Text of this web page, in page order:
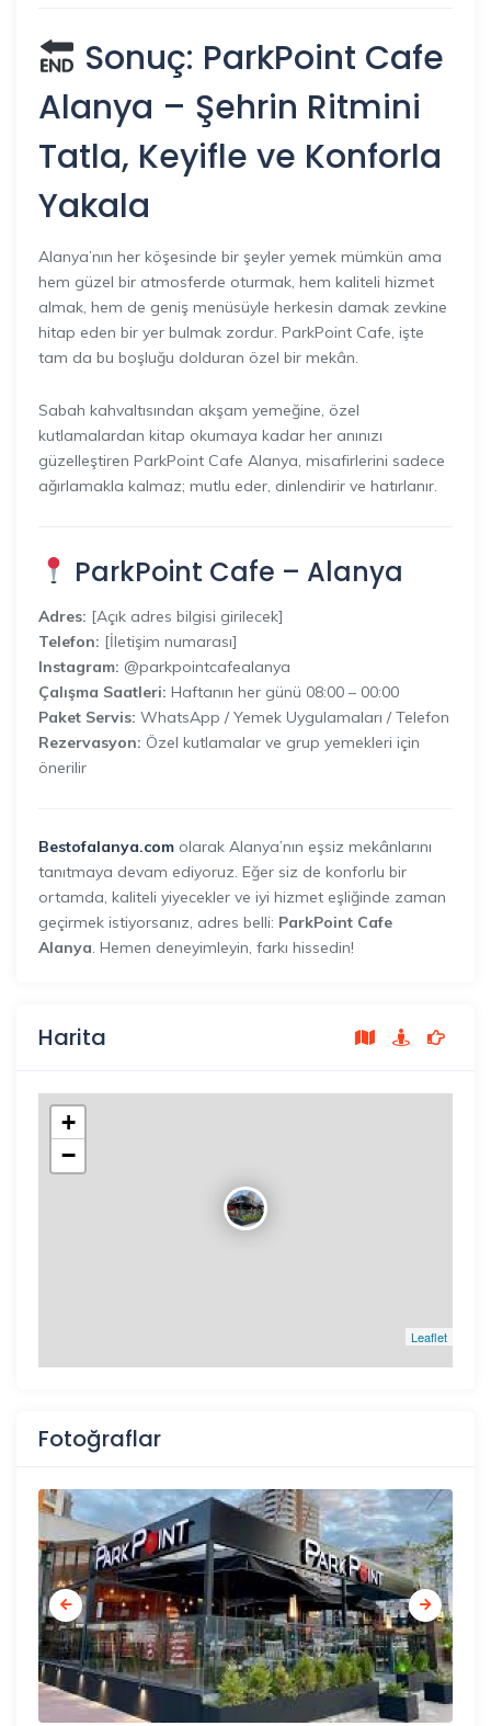
Sonuç: ParkPoint Cafe
Alanya – Şehrin Ritmini
Tatla, Keyifle ve Konforla
Yakala
Alanya’nın her köşesinde bir şeyler yemek mümkün ama
hem güzel bir atmosferde oturmak, hem kaliteli hizmet
almak, hem de geniş menüsüyle herkesin damak zevkine
hitap eden bir yer bulmak zordur. ParkPoint Cafe, işte
tam da bu boşluğu dolduran özel bir mekân.
Sabah kahvaltısından akşam yemeğine, özel
kutlamalardan kitap okumaya kadar her anınızı
güzelleştiren ParkPoint Cafe Alanya, misafirlerini sadece
ağırlamakla kalmaz; mutlu eder, dinlendirir ve hatırlanır.
ParkPoint Cafe – Alanya
Adres: [Açık adres bilgisi girilecek]
Telefon: [İletişim numarası]
Instagram: @parkpointcafealanya
Çalışma Saatleri: Haftanın her günü 08:00 – 00:00
Paket Servis: WhatsApp / Yemek Uygulamaları / Telefon
Rezervasyon: Özel kutlamalar ve grup yemekleri için
önerilir
Bestofalanya.com olarak Alanya’nın eşsiz mekânlarını
tanıtmaya devam ediyoruz. Eğer siz de konforlu bir
ortamda, kaliteli yiyecekler ve iyi hizmet eşliğinde zaman
geçirmek istiyorsanız, adres belli: ParkPoint Cafe
Alanya. Hemen deneyimleyin, farkı hissedin!
Harita
+
−
Leaflet
Fotoğraflar